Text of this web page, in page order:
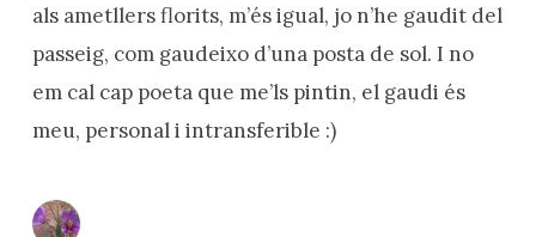
als ametllers florits, m’és igual, jo n’he gaudit del
passeig, com gaudeixo d’una posta de sol. I no
em cal cap poeta que me’ls pintin, el gaudi és
meu, personal i intransferible :)